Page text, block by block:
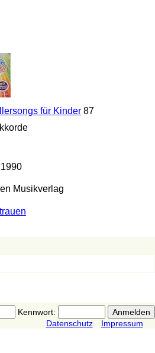
für Kinder87
1990
Musikverlag
Kennwort:
Datenschutz
Impressum